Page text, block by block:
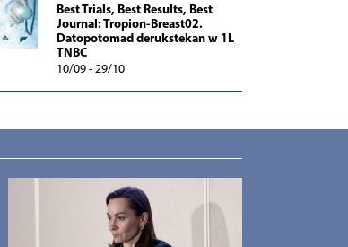
Best Trials, Best Results, Best
Journal: Tropion-Breast02.
Datopotomad derukstekan w 1L
TNBC
10/09 - 29/10